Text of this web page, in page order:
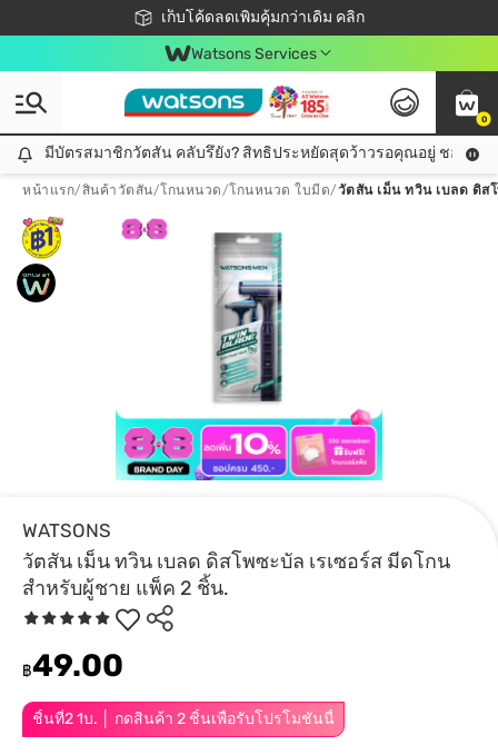
เก็บโค้ดลดเพิ่มคุ้มกว่าเดิม คลิก
ชอปออนไลน์ครั้งแรก ลดเพิ่มจุก ๆ 10%! 🎉
📦ส่งฟรี! เมื่อชอป 499฿
สมาชิกวัตสัน คลับดียังไง?
Watsons Services
0
มีบัตรสมาชิกวัตสัน คลับรึยัง? สิทธิประหยัดสุดว้าวรอคุณอยู่ ชอปคุ้มกว่าเดิม คลิก!
มีบัตรสมาชิกวัตสัน คลับรึยัง? สิทธิประหยัดสุดว้าวรอคุณอยู่ ชอปคุ้มก
หน้าแรก/สินค้าวัตสัน/โกนหนวด/โกนหนวด ใบมีด/วัตสัน เม็น ทวิน เบลด ดิส
WATSONS
วัตสัน เม็น ทวิน เบลด ดิสโพซะบัล เรเซอร์ส มีดโกน
สำหรับผู้ชาย แพ็ค 2 ชิ้น.
ชิ้นที่2 1บ. │ กดสินค้า 2 ชิ้นเพื่อรับโปรโมชันนี้
฿49.00